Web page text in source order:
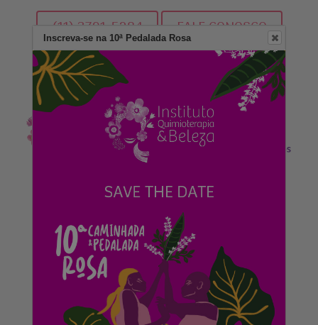
(11) 3791-5284
FALE CONOSCO
Inscreva-se na 10ª Pedalada Rosa